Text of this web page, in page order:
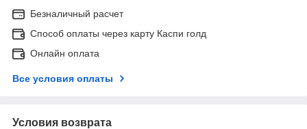
Безналичный расчет
Способ оплаты через карту Каспи голд
Онлайн оплата
Все условия оплаты
Условия возврата